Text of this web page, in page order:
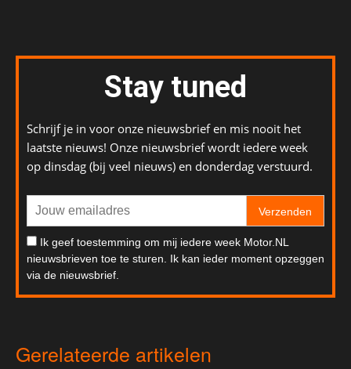
Stay tuned
Schrijf je in voor onze nieuwsbrief en mis nooit het
laatste nieuws! Onze nieuwsbrief wordt iedere week
op dinsdag (bij veel nieuws) en donderdag verstuurd.
Verzenden
Ik geef toestemming om mij iedere week Motor.NL
nieuwsbrieven toe te sturen. Ik kan ieder moment opzeggen
via de nieuwsbrief.
Gerelateerde artikelen